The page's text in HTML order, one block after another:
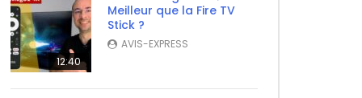
12:40
Meilleur que la Fire TV
Stick ?
AVIS-EXPRESS